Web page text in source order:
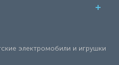
электромобили и игрушки